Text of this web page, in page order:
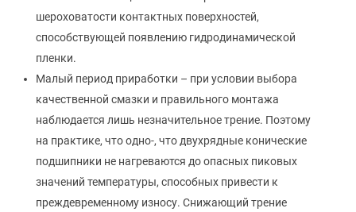
шероховатости контактных поверхностей,
способствующей появлению гидродинамической
пленки.
Малый период приработки – при условии выбора
качественной смазки и правильного монтажа
наблюдается лишь незначительное трение. Поэтому
на практике, что одно-, что двухрядные конические
подшипники не нагреваются до опасных пиковых
значений температуры, способных привести к
преждевременному износу. Снижающий трение